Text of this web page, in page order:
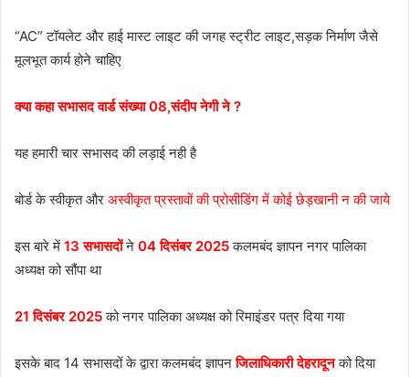
“AC” टॉयलेट और हाई मास्ट लाइट की जगह स्ट्रीट लाइट,सड़क निर्माण जैसे
मूलभूत कार्य होने चाहिए
क्या कहा सभासद वार्ड संख्या 08,संदीप नेगी ने ?
यह हमारी चार सभासद की लड़ाई नही है
बोर्ड के स्वीकृत और अस्वीकृत प्रस्तावों की प्रोसीडिंग में कोई छेड़खानी न की जाये
इस बारे में 13 सभासदोंने 04 दिसंबर 2025कलमबंद ज्ञापन नगर पालिका
अध्यक्ष को सौंपा था
21 दिसंबर 2025 को नगर पालिका अध्यक्ष को रिमाइंडर पत्र दिया गया
इसके बाद 14 सभासदों के द्वारा कलमबंद ज्ञापनजिलाधिकारी देहरादूनको दिया